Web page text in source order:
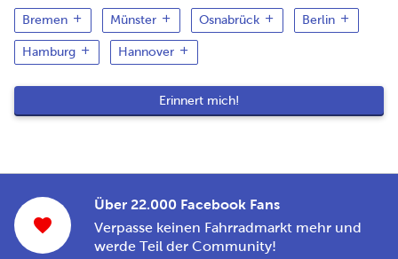
Bremen Münster Osnabrück Berlin
Hamburg Hannover
Über 22.000 Facebook Fans
Verpasse keinen Fahrradmarkt mehr und
werde Teil der Community!